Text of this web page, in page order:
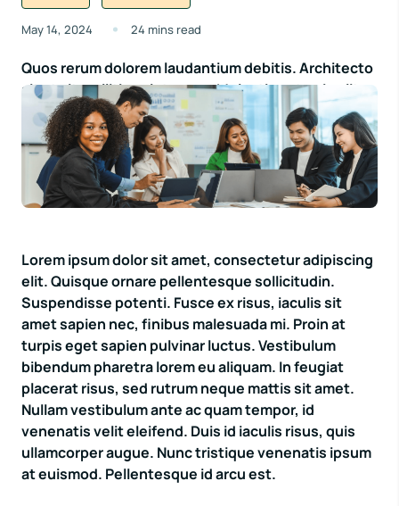
May 14, 2024 24 mins read
Quos rerum dolorem laudantium debitis. Architecto
sit et sit mollitia soluta eum. Molestias et qui velit.
Amet repellat repudiandae autem dicta molestiae
dolorum.
Lorem ipsum dolor sit amet, consectetur adipiscing
elit. Quisque ornare pellentesque sollicitudin.
Suspendisse potenti. Fusce ex risus, iaculis sit
amet sapien nec, finibus malesuada mi. Proin at
turpis eget sapien pulvinar luctus. Vestibulum
bibendum pharetra lorem eu aliquam. In feugiat
placerat risus, sed rutrum neque mattis sit amet.
Nullam vestibulum ante ac quam tempor, id
venenatis velit eleifend. Duis id iaculis risus, quis
ullamcorper augue. Nunc tristique venenatis ipsum
at euismod. Pellentesque id arcu est.